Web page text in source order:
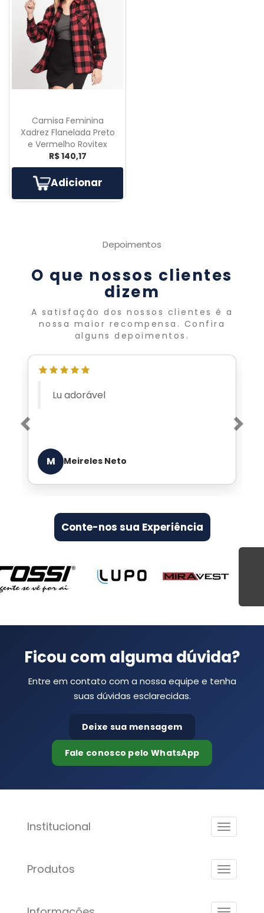
Camisa Feminina
Xadrez Flanelada Preto
e Vermelho Rovitex
R$ 140,17
Adicionar
Depoimentos
O que nossos clientes
dizem
A satisfação dos nossos clientes é a
nossa maior recompensa. Confira
alguns depoimentos.
Atendimento VIP de quem
E Edgar de Arruda Lara
Previous
Conte-nos sua Experiência
Ficou com alguma dúvida?
Entre em contato com a nossa equipe e tenha
suas dúvidas esclarecidas.
Deixe sua mensagem
Fale conosco pelo WhatsApp
Institucional
Produtos